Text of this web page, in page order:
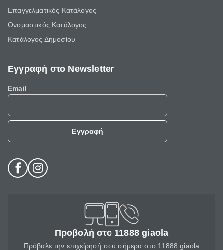
Επαγγελματικός Κατάλογος
Ονομαστικός Κατάλογος
Κατάλογος Δημοσίου
Εγγραφή στο Newsletter
Email
Εγγραφή
Προβολή στο 11888 giaola
Πρόβαλε την επιχείρησή σου σήμερα στο 11888 giaola